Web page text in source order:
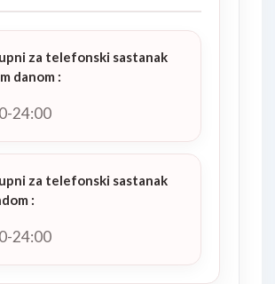
za telefonski sastanak
danom :
24:00
za telefonski sastanak
:
24:00